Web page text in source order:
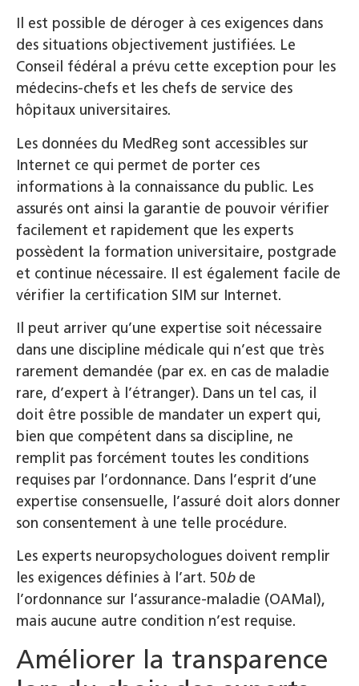
Il est possible de déroger à ces exigences dans
des situations objectivement justifiées. Le
Conseil fédéral a prévu cette exception pour les
médecins-chefs et les chefs de service des
hôpitaux universitaires.
Les données du MedReg sont accessibles sur
Internet ce qui permet de porter ces
informations à la connaissance du public. Les
assurés ont ainsi la garantie de pouvoir vérifier
facilement et rapidement que les experts
possèdent la formation universitaire, postgrade
et continue nécessaire. Il est également facile de
vérifier la certification SIM sur Internet.
Il peut arriver qu’une expertise soit nécessaire
dans une discipline médicale qui n’est que très
rarement demandée (par ex. en cas de maladie
rare, d’expert à l’étranger). Dans un tel cas, il
doit être possible de mandater un expert qui,
bien que compétent dans sa discipline, ne
remplit pas forcément toutes les conditions
requises par l’ordonnance. Dans l’esprit d’une
expertise consensuelle, l’assuré doit alors donner
son consentement à une telle procédure.
Les experts neuropsychologues doivent remplir
les exigences définies à l’art. 50bde
l’ordonnance sur l’assurance-maladie (OAMal),
mais aucune autre condition n’est requise.
Améliorer la transparence